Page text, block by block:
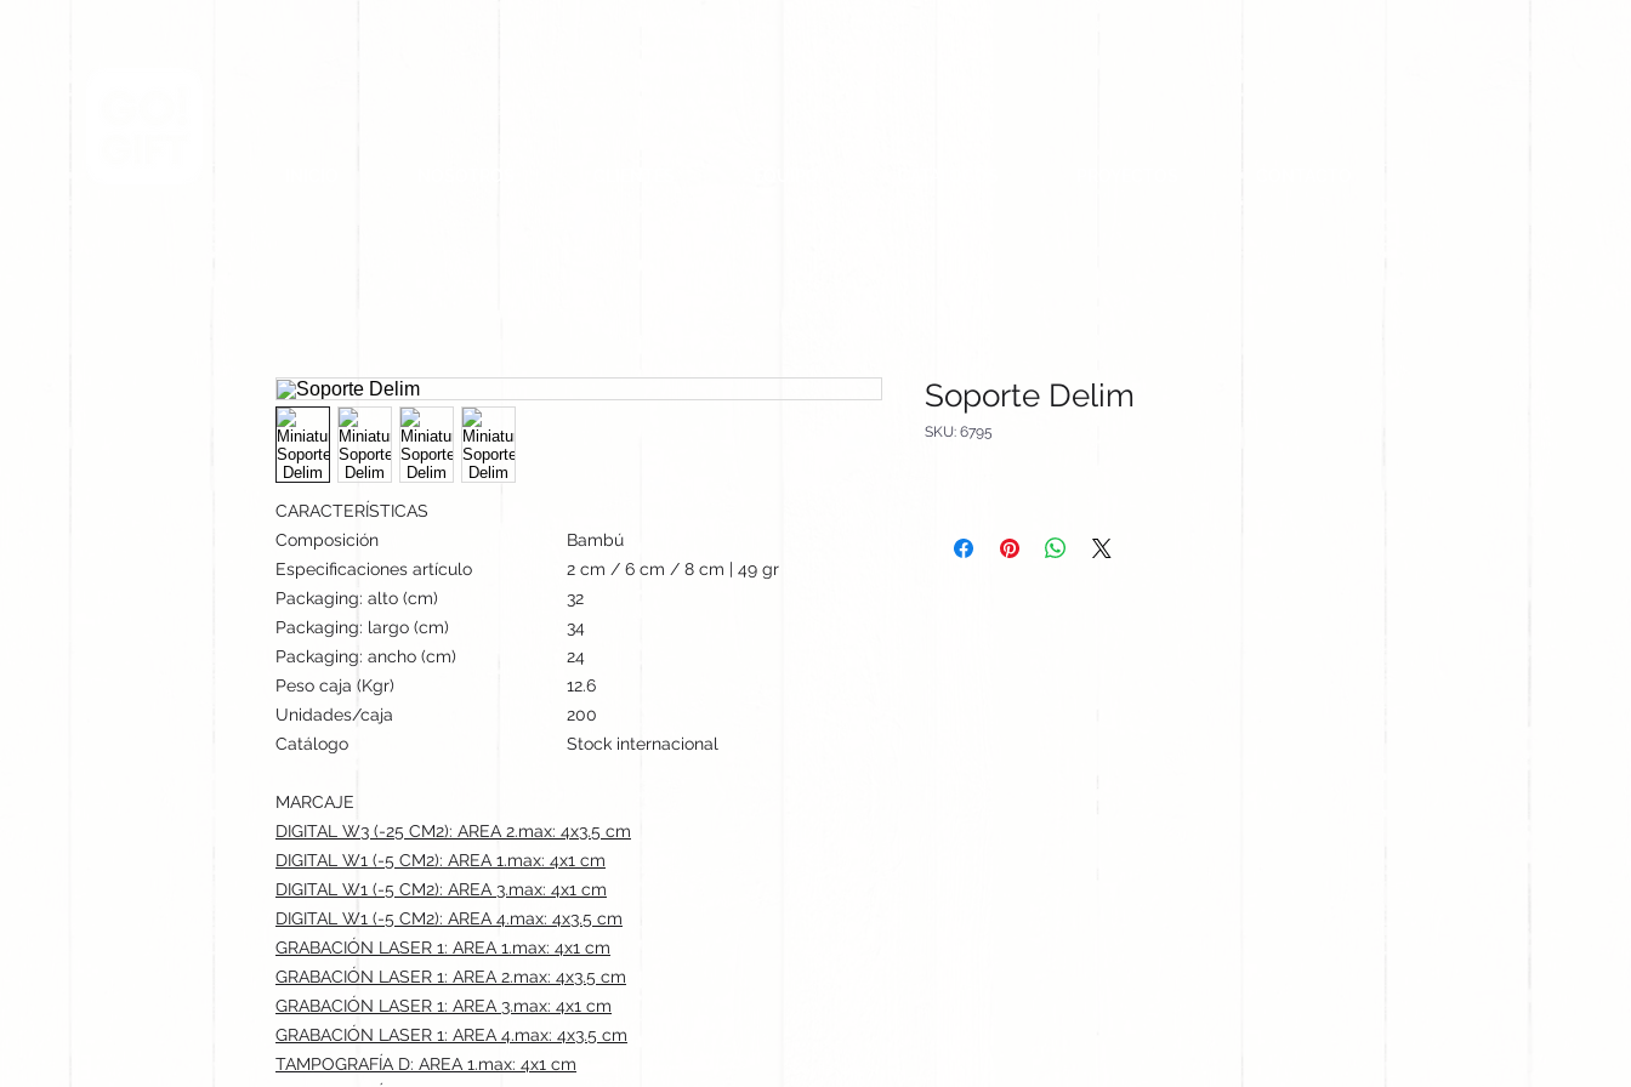
CARACTERÍSTICAS
Composición
Bambú
Especificaciones artículo
2 cm / 6 cm / 8 cm | 49 gr
Packaging: alto (cm)
32
Packaging: largo (cm)
34
Packaging: ancho (cm)
24
Peso caja (Kgr)
12.6
Unidades/caja
200
Catálogo
Stock internacional
MARCAJE
DIGITAL W3 (-25 CM2): AREA 2.max: 4x3.5 cm
DIGITAL W1 (-5 CM2): AREA 1.max: 4x1 cm
DIGITAL W1 (-5 CM2): AREA 3.max: 4x1 cm
DIGITAL W1 (-5 CM2): AREA 4.max: 4x3.5 cm
GRABACIÓN LASER 1: AREA 1.max: 4x1 cm
GRABACIÓN LASER 1: AREA 2.max: 4x3.5 cm
GRABACIÓN LASER 1: AREA 3.max: 4x1 cm
GRABACIÓN LASER 1: AREA 4.max: 4x3.5 cm
TAMPOGRAFÍA D: AREA 1.max: 4x1 cm
Soporte Delim
SKU: 6795